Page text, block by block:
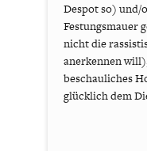
Despot so) und/
Festungsmauer
nicht die
anerkennen
beschauliches
glücklich dem